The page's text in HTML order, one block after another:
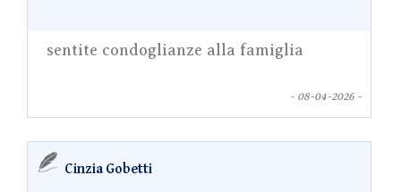
sentite condoglianze alla famiglia
- 08-04-2026 -
Cinzia Gobetti